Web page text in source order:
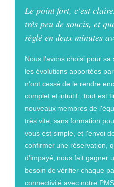
Le point fort, c'est
très peu de soucis, et
réglé en deux minutes
Nous l'avons choisi pour sa
les évolutions apportées
n'ont cessé de le rendre
complet et intuitif : tout est
nouveaux membres de
très vite, sans formation
vous est simple, et l'envoi
confirmer une réservation,
d'impayé, nous fait gagner
besoin de vérifier chaque
connectivité avec notre